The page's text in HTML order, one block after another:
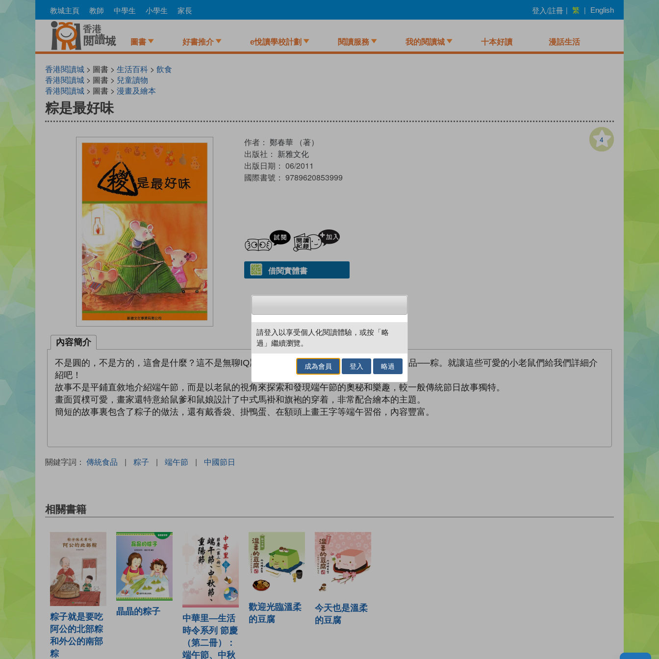
to
教城主頁 教師 中學生 小學生 家長 登入/註冊 | 繁 | English
圖書 好書推介 e悅讀學校計劃 閱讀服務 我的閱讀城 十本好讀 漫話生活
香港閱讀城 > 圖書 > 生活百科 > 飲食
香港閱讀城 > 圖書 > 兒童讀物
香港閱讀城 > 圖書 > 漫畫及繪本
粽是最好味
4
作者： 鄭春華 （著）
出版社： 新雅文化
出版日期： 06/2011
國際書號： 9789620853999
試閲
借閱實體書
內容簡介
不是圓的，不是方的，這會是什麼？這不是無聊IQ題啊！這是你和我都要認識的中國傳統食品──粽。就讓這些可愛的小老鼠們給我們詳細介
紹吧！
故事不是平鋪直敘地介紹端午節，而是以老鼠的視角來探索和發現端午節的奧秘和樂趣，較一般傳統節日故事獨特。
畫面質樸可愛，畫家還特意給鼠爹和鼠娘設計了中式馬褂和旗袍的穿着，非常配合繪本的主題。
簡短的故事裏包含了粽子的做法，還有戴香袋、掛鴨蛋、在額頭上畫王字等端午習俗，內容豐富。
關鍵字詞： 傳統食品 | 粽子 | 端午節 | 中國節日
相關書籍
粽子就是要吃
阿公的北部粽
和外公的南部
粽
晶晶的粽子
中華里—生活
時令系列 節慶
（第二冊）：
端午節、中秋
歡迎光臨溫柔
的豆腐
今天也是溫柔
的豆腐
請登入以享受個人化閱讀體驗，或按「略
過」繼續瀏覽。
成為會員 登入 略過